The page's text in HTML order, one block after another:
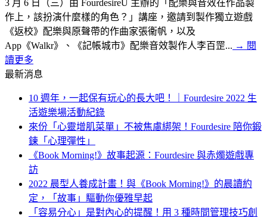
3 月 6 日（三）由 FourdesireU 主辦的「配樂與音效在作品製
作上，該扮演什麼樣的角色？」講座，邀請到製作獨立遊戲
《返校》配樂與原聲帶的作曲家張衞帆，以及
App《Walkr》、《記帳城市》配樂音效製作人李百罡... → 閱
讀更多
最新消息
10 週年，一起保有玩心的長大吧！｜Fourdesire 2022 生
活遊樂場活動紀錄
來份「心靈增肌菜單」不被焦慮綁架！Fourdesire 陪你鍛
鍊「心理彈性」
《Book Morning!》故事起源：Fourdesire 與赤燭遊戲專
訪
2022 晨型人養成計畫！與《Book Morning!》的晨讀約
定，「故事」驅動你優雅早起
「容易分心」是對內心的提醒！用 3 種時間管理技巧創